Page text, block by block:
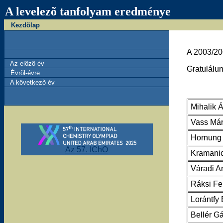
A levelezõ tanfolyam eredménye
Kezdõlap
Az elõzõ év
Évrõl-évre
A következõ év
Az 57. IChO
A 2003/
Mihalik
Vass
Váradi
Ráksi
Lorántfy
Bellér